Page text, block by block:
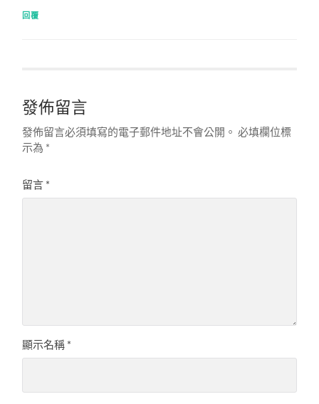
回覆
發佈留言
發佈留言必須填寫的電子郵件地址不會公開。 必填欄位標
示為 *
留言 *
顯示名稱 *